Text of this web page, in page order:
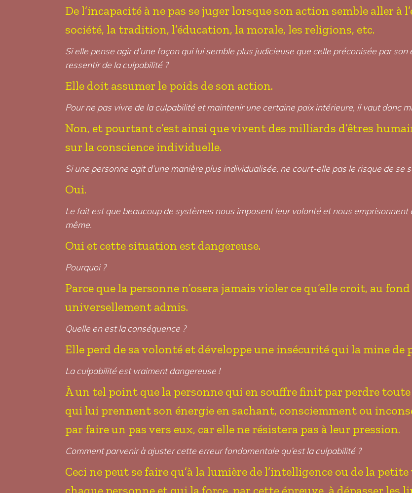
De l’incapacité à ne pas se juger lorsque son action semble aller à
société, la tradition, l’éducation, la morale, les religions, etc.
Si elle pense agir d’une façon qui lui semble plus judicieuse que celle préconisée par
ressentir de la culpabilité ?
Elle doit assumer le poids de son action.
Pour ne pas vivre de la culpabilité et maintenir une certaine paix intérieure, il vaut donc
Non, et pourtant c’est ainsi que vivent des milliards d’êtres
sur la conscience individuelle.
Si une personne agit d’une manière plus individualisée, ne court-elle pas le risque de se
Oui.
Le fait est que beaucoup de systèmes nous imposent leur volonté et nous
même.
Oui et cette situation est dangereuse.
Pourquoi ?
Parce que la personne n’osera jamais violer ce qu’elle croit, au
universellement admis.
Quelle en est la conséquence ?
Elle perd de sa volonté et développe une insécurité qui la mine de
La culpabilité est vraiment dangereuse !
À un tel point que la personne qui en souffre finit par perdre
qui lui prennent son énergie en sachant, consciemment ou
par faire un pas vers eux, car elle ne résistera pas à leur pression.
Comment parvenir à ajuster cette erreur fondamentale qu’est la culpabilité ?
Ceci ne peut se faire qu’à la lumière de l’intelligence ou de la